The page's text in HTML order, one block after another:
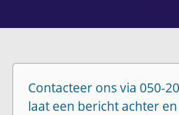
Contacteer ons via 050-
laat een bericht achter